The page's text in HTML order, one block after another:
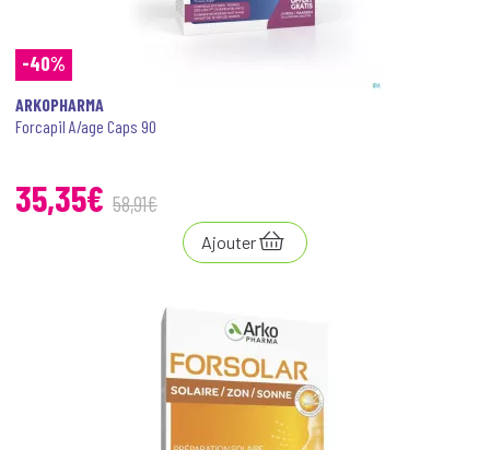
-40%
ARKOPHARMA
Forcapil A/age Caps 90
35,35€ 58,91€
Ajouter